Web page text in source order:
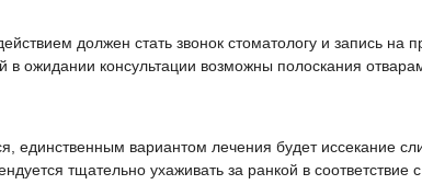
должен стать звонок стоматологу и запись
ожидании консультации возможны полоскания
единственным вариантом лечения будет иссекание
тщательно ухаживать за ранкой в соответствие